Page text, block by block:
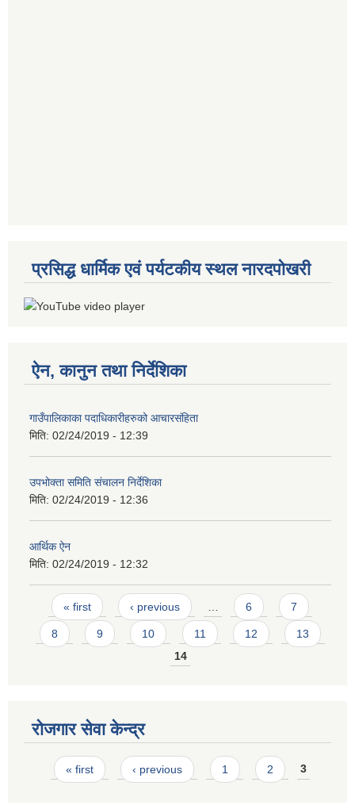
प्रसिद्ध धार्मिक एवं पर्यटकीय स्थल नारदपोखरी
ऐन, कानुन तथा निर्देशिका
गाउँपालिकाका पदाधिकारीहरुको आचारसंहिता
मिति: 02/24/2019 - 12:39
उपभोक्ता समिति संचालन निर्देशिका
मिति: 02/24/2019 - 12:36
आर्थिक ऐन
मिति: 02/24/2019 - 12:32
Pages
« first ‹ previous 6 7
8 9 10 11 12
13
14
रोजगार सेवा केन्द्र
Pages
« first ‹ previous 1 2 3